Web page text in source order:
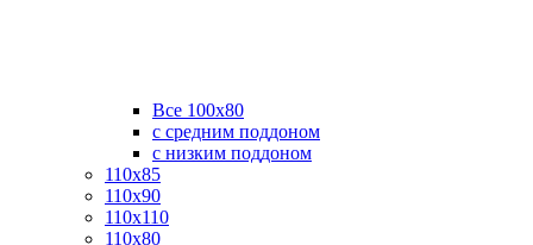
Все 100х80
с средним поддоном
с низким поддоном
110х85
110х90
110х110
110х80